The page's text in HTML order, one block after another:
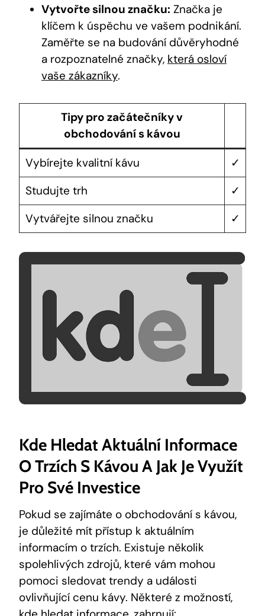
Vytvořte silnou značku: Značka je
klíčem k úspěchu ve vašem podnikání.
Zaměřte se na budování důvěryhodné
a rozpoznatelné značky, která osloví
vaše zákazníky.
Tipy pro začátečníky v
obchodování s kávou
Vybírejte kvalitní kávu
✓
Studujte trh
✓
Vytvářejte silnou značku
✓
Kde Hledat Aktuální Informace
O Trzích S Kávou A Jak Je Využít
Pro Své Investice
Pokud se zajímáte o obchodování s kávou,
je důležité mít přístup k aktuálním
informacím o trzích. Existuje několik
spolehlivých zdrojů, které vám mohou
pomoci sledovat trendy a události
ovlivňující cenu kávy. Některé z možností,